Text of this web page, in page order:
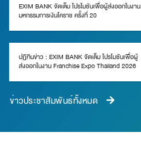
EXIM BANK จัดเต็ม โปรโมชันเพื่อผู้ส่งออกในงาน
มหกรรมการเงินโคราช ครั้งที่ 20
ปฏิทินข่าว : EXIM BANK จัดเต็ม โปรโมชันเพื่อผู้
ส่งออกในงาน Franchise Expo Thailand 2026
ข่าวประชาสัมพันธ์ทั้งหมด